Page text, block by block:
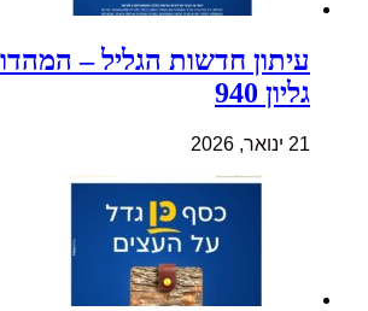
עיתון חדשות הגליל –
גליון 940
21 ינואר, 2026